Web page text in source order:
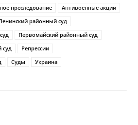
преследование
Антивоенные акции
районный суд
Первомайский районный суд
суд
Репрессии
Суды Украина